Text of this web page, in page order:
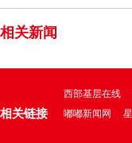
相关新闻
相关链接
西部基层在线
嘟嘟新闻网